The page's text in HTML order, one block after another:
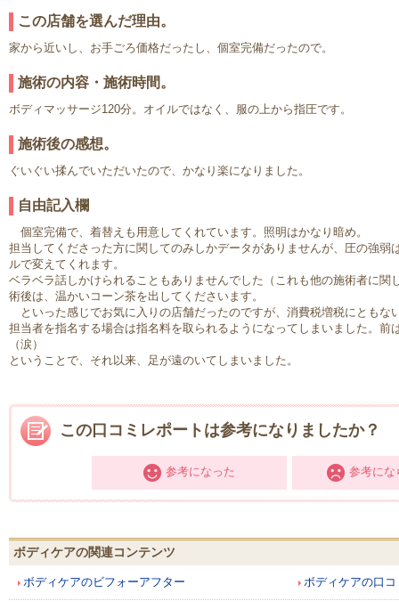
この店舗を選んだ理由。
家から近いし、お手ごろ価格だったし、個室完備だったので。
施術の内容・施術時間。
ボディマッサージ120分。オイルではなく、服の上から指圧です。
施術後の感想。
ぐいぐい揉んでいただいたので、かなり楽になりました。
自由記入欄
個室完備で、着替えも用意してくれています。照明はかなり暗め。
担当してくださった方に関してのみしかデータがありませんが、圧の強弱
ルで変えてくれます。
ベラベラ話しかけられることもありませんでした（これも他の施術者に関
術後は、温かいコーン茶を出してくださいます。
といった感じでお気に入りの店舗だったのですが、消費税増税にともな
担当者を指名する場合は指名料を取られるようになってしまいました。前
（涙）
ということで、それ以来、足が遠のいてしまいました。
この口コミレポートは参考になりましたか？
参考になった 参考にな
ボディケアの関連コンテンツ
ボディケアのビフォーアフター ボディケアの口コ